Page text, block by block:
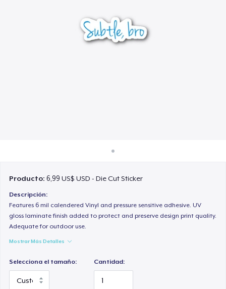
Venda en todas partes
Venda lo que sea
Producto:6,99 US$ USD - Die Cut Sticker
Descripción:
Features 6 mil calendered Vinyl and pressure sensitive adhesive. UV
gloss laminate finish added to protect and preserve design print quality.
Adequate for outdoor use.
Mostrar Más Detalles
Selecciona el tamaño: Cantidad: